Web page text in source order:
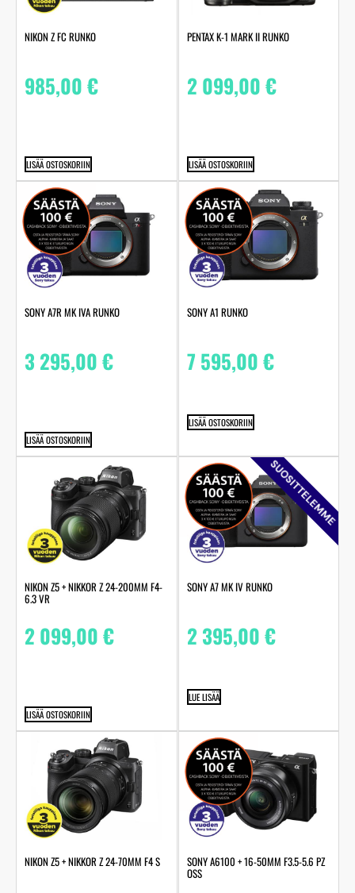
NIKON Z FC RUNKO
985,00€
LISÄÄ OSTOSKORIIN
PENTAX K-1 MARK II RUNKO
2 099,00€
LISÄÄ OSTOSKORIIN
SONY A7R MK IVA RUNKO
3 295,00€
LISÄÄ OSTOSKORIIN
SONY A1 RUNKO
7 595,00€
LISÄÄ OSTOSKORIIN
NIKON Z5 + NIKKOR Z 24-200MM F4-
6.3 VR
2 099,00€
LISÄÄ OSTOSKORIIN
SUOSITTELEMME
SONY A7 MK IV RUNKO
2 395,00€
LUE LISÄÄ
NIKON Z5 + NIKKOR Z 24-70MM F4 S SONY A6100 + 16-50MM F3.5-5.6 PZ
OSS